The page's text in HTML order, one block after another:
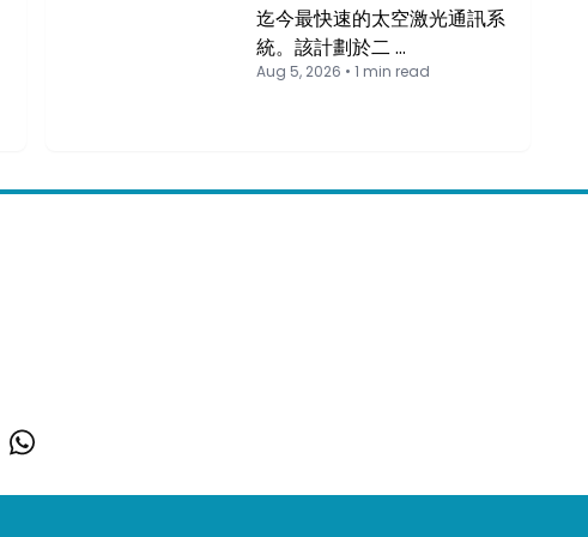
迄今最快速的太空激光通訊系
統。該計劃於二 …
Aug 5, 2026 • 1 min read